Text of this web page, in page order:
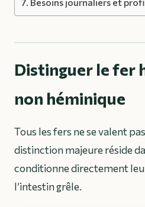
Distinguer le fer
non héminique
Tous les fers ne se valent
distinction majeure réside
conditionne directement
l’intestin grêle.